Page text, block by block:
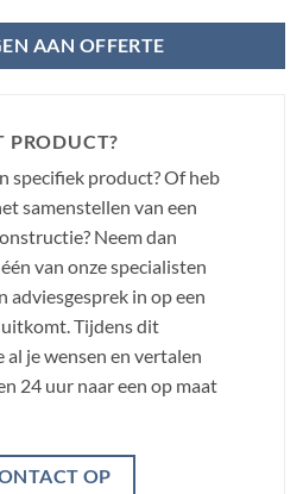
AAN OFFERTE
PRODUCT?
specifiek product? Of heb
samenstellen van een
Neem dan
van onze specialisten
adviesgesprek in op een
Tijdens dit
al je wensen en vertalen
24 uur naar een op maat
OP